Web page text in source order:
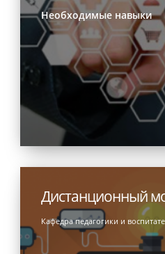
Необходимые навыки
Дистанционный
Кафедра педагогики и